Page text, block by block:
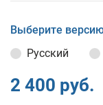
Выберите
Русский
2 400 руб.